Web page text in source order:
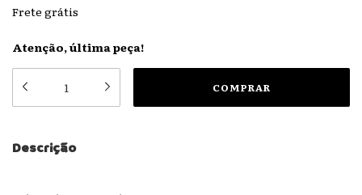
Frete grátis
Atenção, última peça!
Descrição